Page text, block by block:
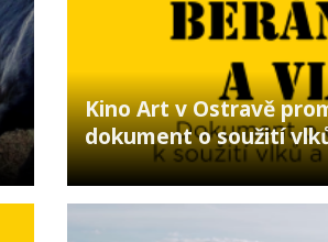
Kino Art v Ostravě
dokument o soužití